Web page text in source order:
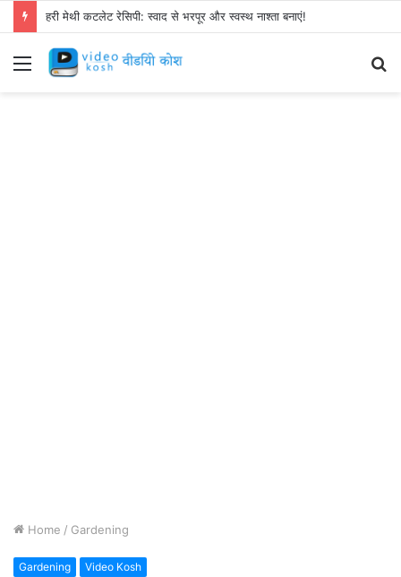
हरी मेथी कटलेट रेसिपी: स्वाद से भरपूर और स्वस्थ नाश्ता बनाएं!
Menu
Home / Gardening
Gardening Video Kosh